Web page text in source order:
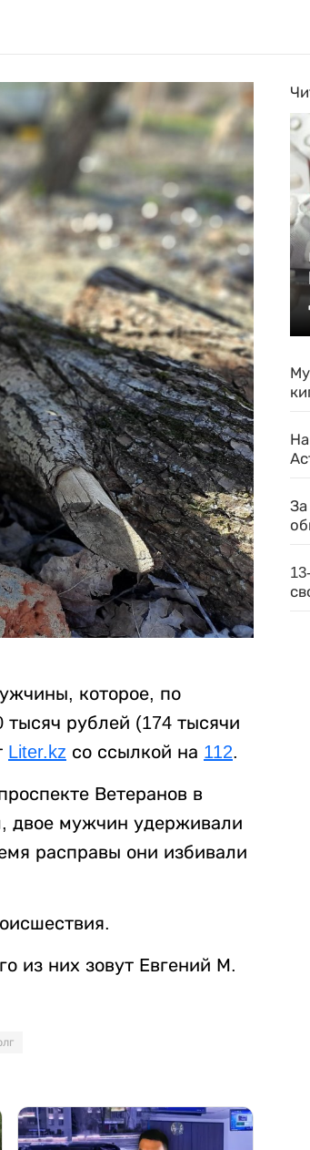
которое, по
рублей (174 тысячи
Liter.kz со ссылкой на 112.
Ветеранов в
двое мужчин удерживали
расправы они избивали
из них зовут Евгений М.